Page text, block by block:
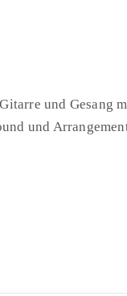
und Gesang
und